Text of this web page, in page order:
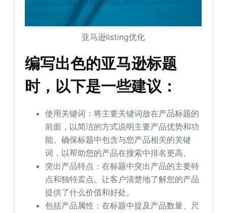
亚马逊listing优化
编写出色的亚马逊标题
时，以下是一些建议：
使用关键词：将主要关键词放在产品标题的
前面，以简洁的方式说明主要产品优势和功
能。确保标题中包含与您产品相关的关键
词，以帮助您的产品在搜索中排名更高。
突出产品特点：在标题中突出产品的主要特
点和独特卖点。让客户清楚地了解您的产品
提供了什么价值和好处。
包括产品属性：在标题中提及产品数量、尺